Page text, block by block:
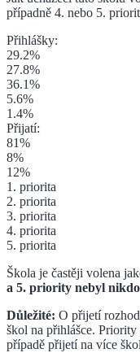
případně 4. nebo 5.
Přihlášky:
29.2%
27.8%
36.1%
5.6%
1.4%
Přijatí:
81%
8%
12%
1. priorita
2. priorita
3. priorita
4. priorita
5. priorita
Škola je častěji volena
a 5. priority nebyl
Důležité: O přijetí
škol na přihlášce.
případě přijetí na více